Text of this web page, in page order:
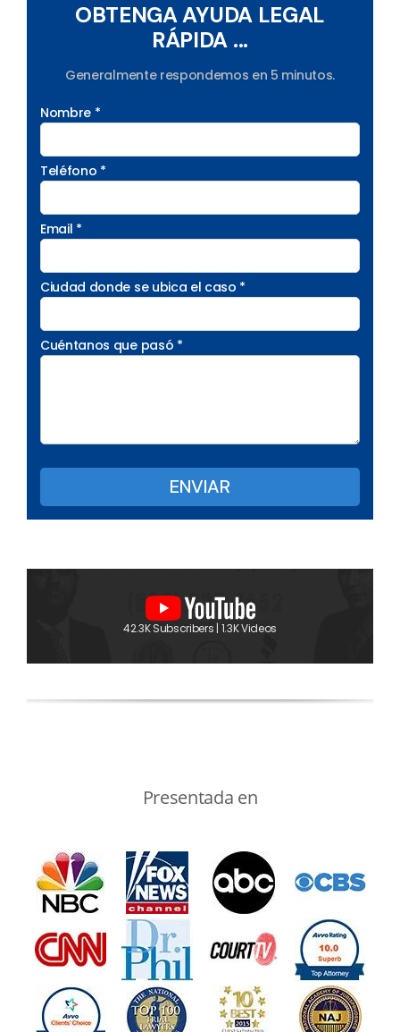
OBTENGA AYUDA LEGAL
RÁPIDA ...
Generalmente respondemos en 5 minutos.
Nombre *
Teléfono *
Email *
Ciudad donde se ubica el caso *
Cuéntanos que pasó *
42.3K Subscribers | 1.3K Videos
Presentada en